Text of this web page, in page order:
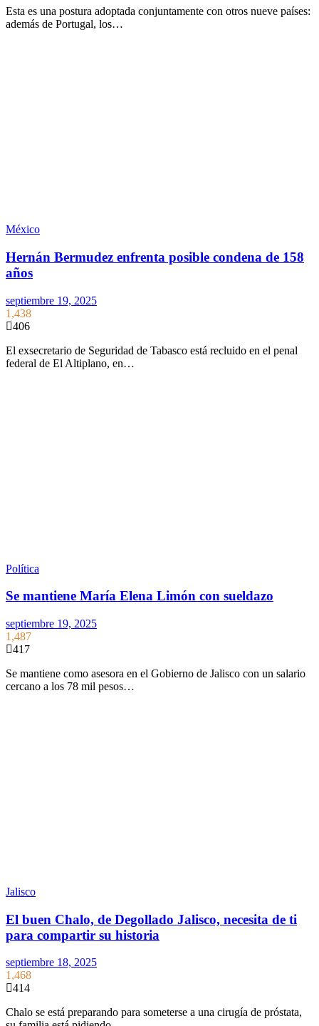
Esta es una postura adoptada conjuntamente con otros nueve países:
además de Portugal, los…
México
Hernán Bermudez enfrenta posible condena de 158
años
septiembre 19, 2025
1,438
406
El exsecretario de Seguridad de Tabasco está recluido en el penal
federal de El Altiplano, en…
Política
Se mantiene María Elena Limón con sueldazo
septiembre 19, 2025
1,487
417
Se mantiene como asesora en el Gobierno de Jalisco con un salario
cercano a los 78 mil pesos…
Jalisco
El buen Chalo, de Degollado Jalisco, necesita de ti
para compartir su historia
septiembre 18, 2025
1,468
414
Chalo se está preparando para someterse a una cirugía de próstata,